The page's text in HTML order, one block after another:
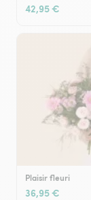
42,95 €
Plaisir fleuri
36,95 €